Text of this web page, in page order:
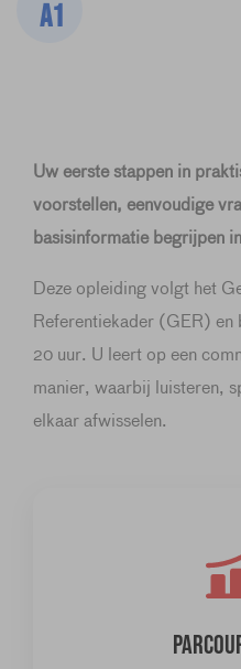
A1
Uw eerste stappen in
voorstellen, eenvoudige
basisinformatie begrijpen
Deze opleiding volgt het
Referentiekader (GER) en
20 uur. U leert op een
manier, waarbij luisteren,
elkaar afwisselen.